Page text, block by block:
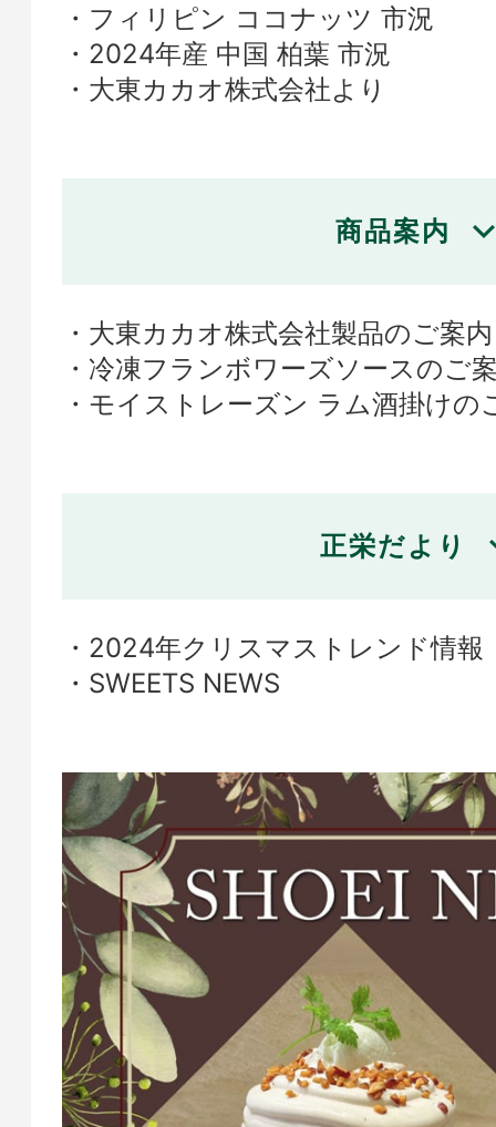
フィリピン ココナッツ 市況
2024年産 中国 柏葉 市況
大東カカオ株式会社より
商品案内
大東カカオ株式会社製品のご案内
冷凍フランボワーズソースのご
モイストレーズン ラム酒掛けの
正栄だより
2024年クリスマストレンド情報
SWEETS NEWS